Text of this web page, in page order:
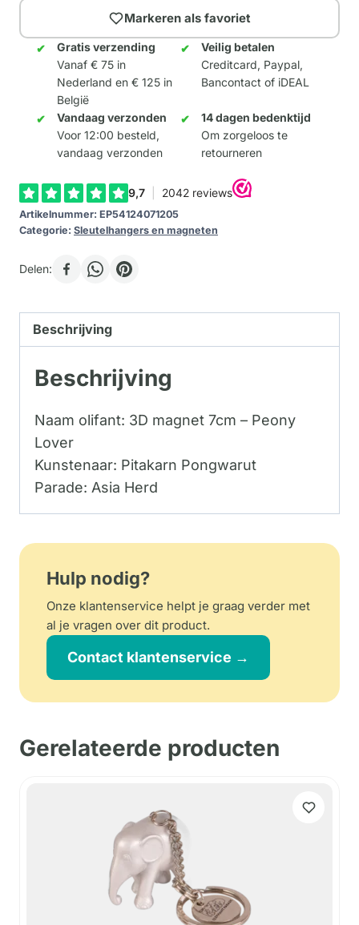
Markeren als favoriet
Gratis verzending
Vanaf € 75 in
Nederland en € 125 in
België
Veilig betalen
Creditcard, Paypal,
Bancontact of iDEAL
Vandaag verzonden
Voor 12:00 besteld,
vandaag verzonden
14 dagen bedenktijd
Om zorgeloos te
retourneren
Artikelnummer: EP54124071205
Categorie: Sleutelhangers en magneten
Delen:
Beschrijving
Beschrijving
Naam olifant: 3D magnet 7cm – Peony
Lover
Kunstenaar: Pitakarn Pongwarut
Parade: Asia Herd
Hulp nodig?
Onze klantenservice helpt je graag verder met
al je vragen over dit product.
Contact klantenservice →
Gerelateerde producten